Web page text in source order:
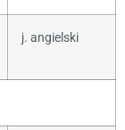
j. angielski